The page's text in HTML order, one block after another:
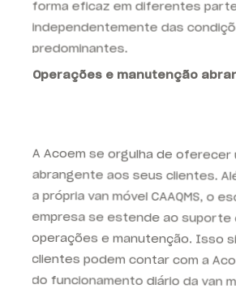
independentemente das
predominantes.
Operações e manutenção
a própria van móvel CAAQMS, o
empresa se estende ao suporte
operações e manutenção. Isso
clientes podem contar com a
do funcionamento diário da van
garantindo seu desempenho
de operações e manutenção